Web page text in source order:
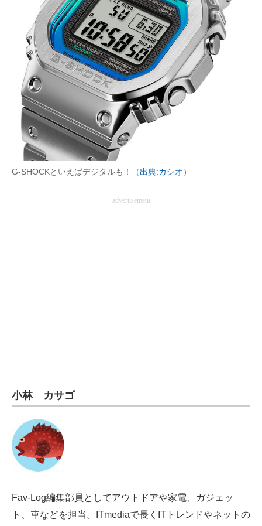
マーケ×ITの今がよく分かる
ITエンジニア向け専門サイト
企業向けIT製品の総合サイト
IT製品の技術・比較・事例
製造業のIT導入・活用を支援
モノづくり技術者専門サイト
エレクトロニクス専門サイト
G-SHOCKといえばデジタルも！（出典:カシオ）
advertisement
小林 カサゴ
Fav-Log編集部員としてアウトドアや家電、ガジェッ
ト、車などを担当。ITmediaで長くITトレンドやネットの